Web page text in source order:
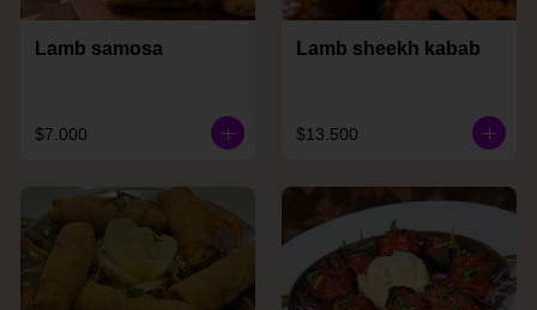
Lamb samosa
$7.000
Lamb sheekh kabab
$13.500